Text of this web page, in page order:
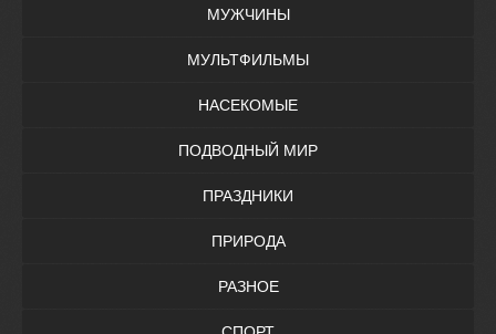
МУЖЧИНЫ
МУЛЬТФИЛЬМЫ
НАСЕКОМЫЕ
ПОДВОДНЫЙ МИР
ПРАЗДНИКИ
ПРИРОДА
РАЗНОЕ